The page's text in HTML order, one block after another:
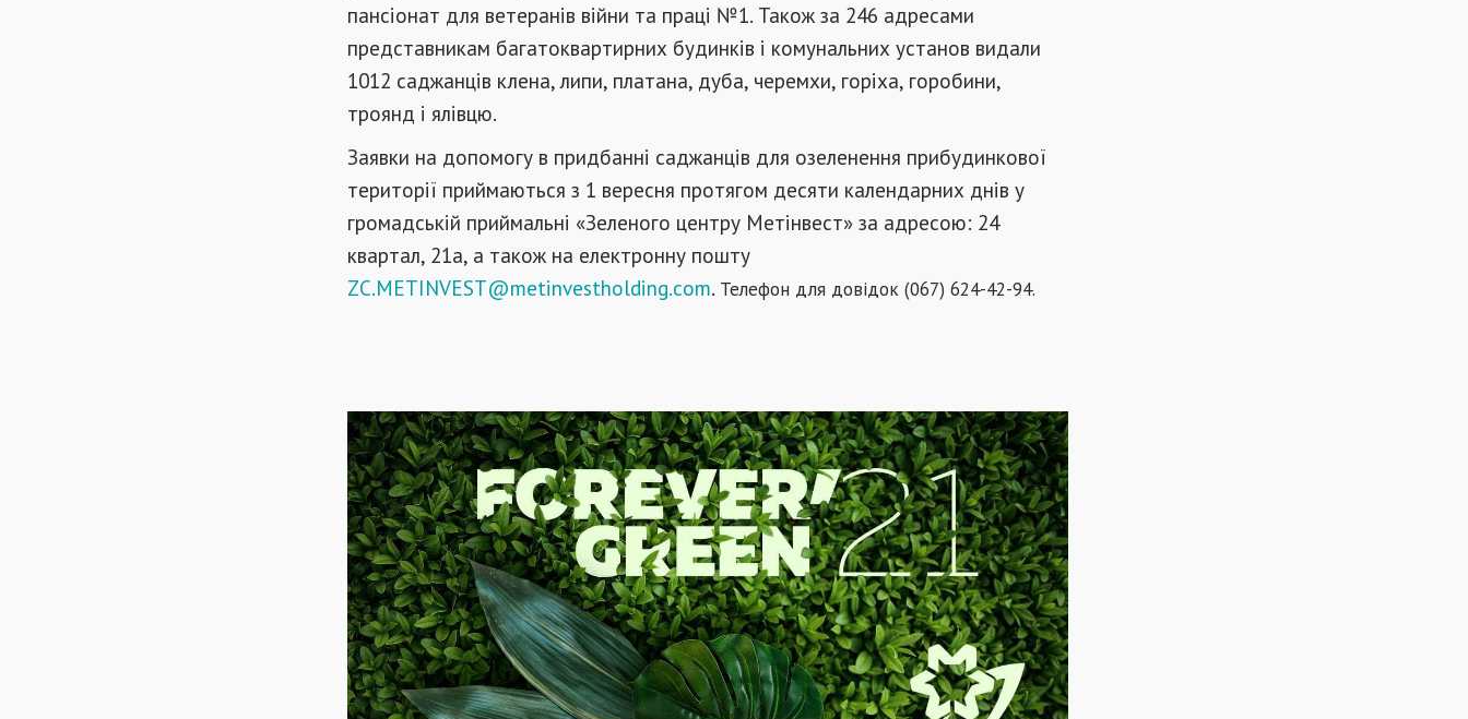
пансіонат для ветеранів війни та праці №1. Також за 246 адресами
представникам багатоквартирних будинків і комунальних установ видали
1012 саджанців клена, липи, платана, дуба, черемхи, горіха, горобини,
троянд і ялівцю.
Заявки на допомогу в придбанні саджанців для озеленення прибудинкової
території приймаються з 1 вересня протягом десяти календарних днів у
громадській приймальні «Зеленого центру Метінвест» за адресою: 24
квартал, 21а, а також на електронну пошту
ZC.METINVEST@metinvestholding.com. Телефон для довідок (067) 624-42-94.